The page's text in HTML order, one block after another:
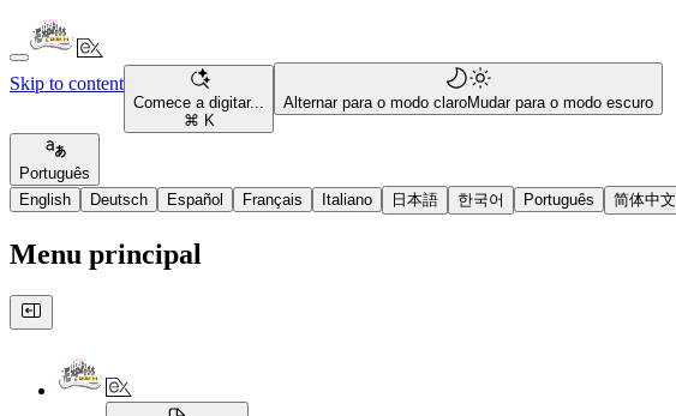
Skip to content
Comece a digitar...
⌘ K
Alternar para o modo claroMudar para o modo escuro
Português
English
Deutsch Español Français Italiano 日本語 한국어 Português 简体中文
Menu principal